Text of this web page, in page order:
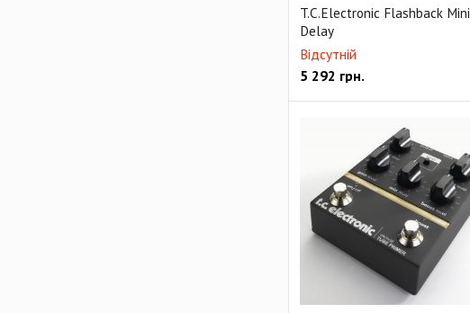
T.C.Electronic Flashback Mini
Delay
Відсутній
5 292 грн.